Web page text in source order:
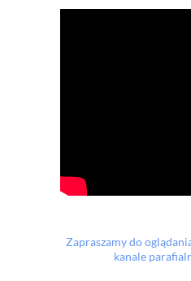
Zapraszamy do
kanale